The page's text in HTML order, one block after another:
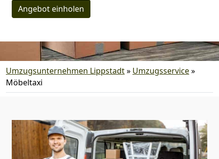
Angebot einholen
Umzugsunternehmen Lippstadt» Umzugsservice»
Möbeltaxi